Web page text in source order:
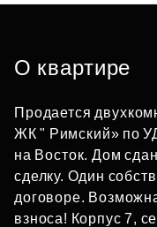
О квартире
Продается
ЖК " Римский» по
на Восток. Дом
сделку. Один
договоре.
взноса! Корпус 7,